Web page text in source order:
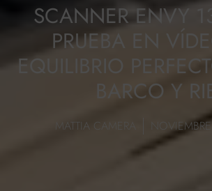
SCANNER ENVY
PRUEBA EN
EQUILIBRIO
BARCO Y
MATTIA CAMERA